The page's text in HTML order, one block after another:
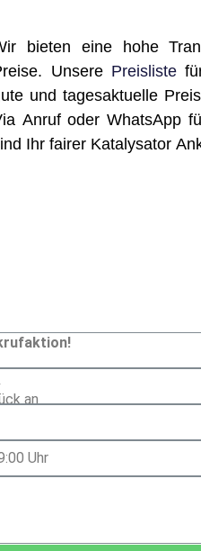
bieten eine hohe
Unsere Preisliste
und tagesaktuelle
Anruf oder WhatsApp
Ihr fairer Katalysator
an